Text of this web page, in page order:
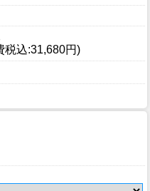
税込:31,680円)